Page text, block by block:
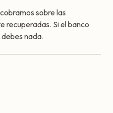
sobre las
recuperadas. Si el banco
nada.